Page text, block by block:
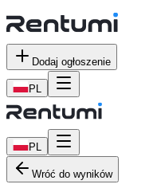
Dodaj ogłoszenie
PL
PL
Wróć do wyników